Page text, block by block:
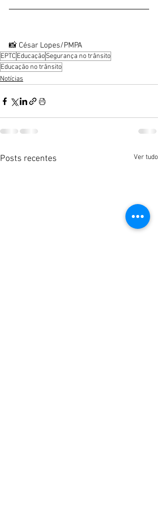
📸 César Lopes/PMPA
EPTC EducaçãoSegurança no trânsito
Educação no trânsito
Notícias
Posts recentes Ver tudo